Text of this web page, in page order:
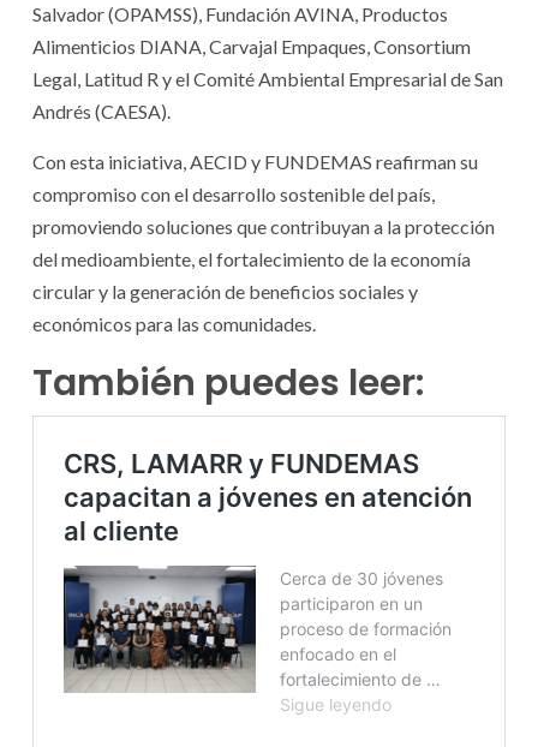
Salvador (OPAMSS), Fundación AVINA, Productos
Alimenticios DIANA, Carvajal Empaques, Consortium
Legal, Latitud R y el Comité Ambiental Empresarial de San
Andrés (CAESA).
Con esta iniciativa, AECID y FUNDEMAS reafirman su
compromiso con el desarrollo sostenible del país,
promoviendo soluciones que contribuyan a la protección
del medioambiente, el fortalecimiento de la economía
circular y la generación de beneficios sociales y
económicos para las comunidades.
También puedes leer: